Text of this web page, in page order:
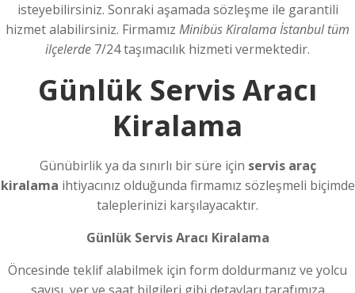
isteyebilirsiniz. Sonraki aşamada sözleşme ile garantili
hizmet alabilirsiniz. Firmamız Minibüs Kiralama İstanbul tüm
ilçelerde 7/24 taşımacılık hizmeti vermektedir.
Günlük Servis Aracı
Kiralama
Günübirlik ya da sınırlı bir süre için servis araç
kiralama ihtiyacınız olduğunda firmamız sözleşmeli biçimde
taleplerinizi karşılayacaktır.
Günlük Servis Aracı Kiralama
Öncesinde teklif alabilmek için form doldurmanız ve yolcu